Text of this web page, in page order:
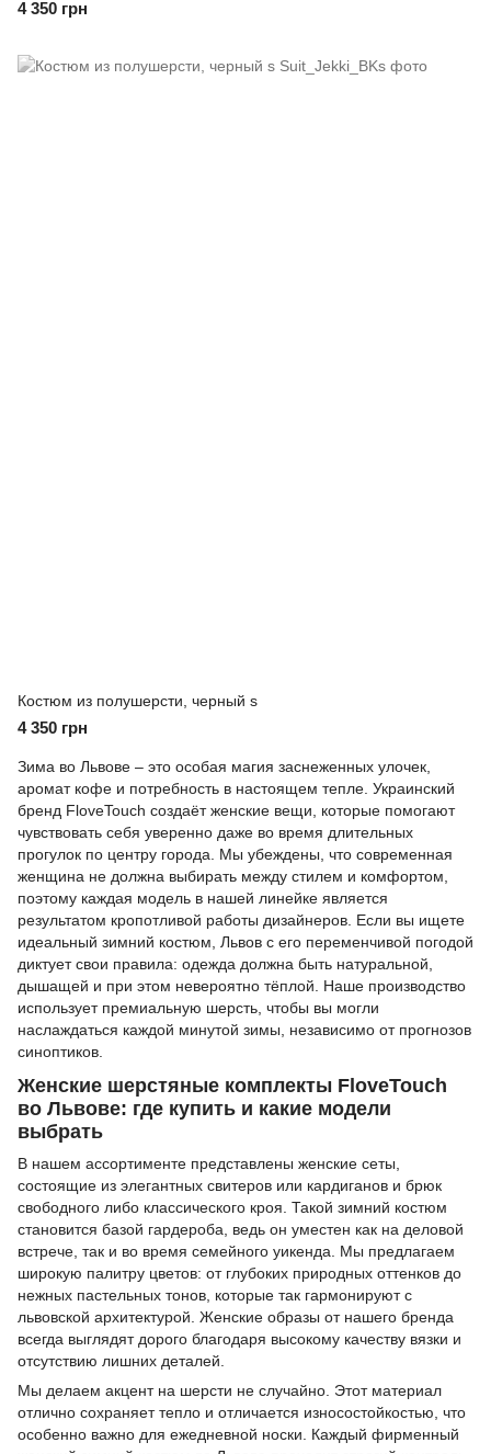
4 350 грн
Костюм из полушерсти, черный s
4 350 грн
Зима во Львове – это особая магия заснеженных улочек,
аромат кофе и потребность в настоящем тепле. Украинский
бренд FloveTouch создаёт женские вещи, которые помогают
чувствовать себя уверенно даже во время длительных
прогулок по центру города. Мы убеждены, что современная
женщина не должна выбирать между стилем и комфортом,
поэтому каждая модель в нашей линейке является
результатом кропотливой работы дизайнеров. Если вы ищете
идеальный зимний костюм, Львов с его переменчивой погодой
диктует свои правила: одежда должна быть натуральной,
дышащей и при этом невероятно тёплой. Наше производство
использует премиальную шерсть, чтобы вы могли
наслаждаться каждой минутой зимы, независимо от прогнозов
синоптиков.
Женские шерстяные комплекты FloveTouch
во Львове: где купить и какие модели
выбрать
В нашем ассортименте представлены женские сеты,
состоящие из элегантных свитеров или кардиганов и брюк
свободного либо классического кроя. Такой зимний костюм
становится базой гардероба, ведь он уместен как на деловой
встрече, так и во время семейного уикенда. Мы предлагаем
широкую палитру цветов: от глубоких природных оттенков до
нежных пастельных тонов, которые так гармонируют с
львовской архитектурой. Женские образы от нашего бренда
всегда выглядят дорого благодаря высокому качеству вязки и
отсутствию лишних деталей.
Мы делаем акцент на шерсти не случайно. Этот материал
отлично сохраняет тепло и отличается износостойкостью, что
особенно важно для ежедневной носки. Каждый фирменный